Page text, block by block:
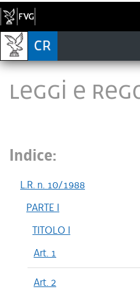
LEGGI E
Indice:
L.R. n. 10/1988
PARTE I
TITOLO I
Art. 1
Art. 2